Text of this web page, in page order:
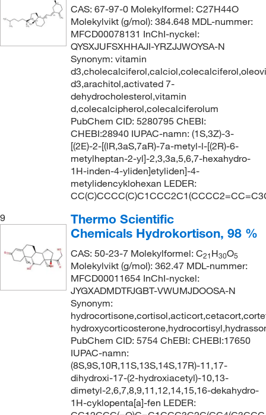
CAS: 67-97-0 Molekylformel: C27H44O
Molekylvikt (g/mol): 384.648 MDL-nummer:
MFCD00078131 InChI-nyckel:
QYSXJUFSXHHAJI-YRZJJWOYSA-N
Synonym: vitamin
d3,arachitol,activated 7-
dehydrocholesterol,vitamin
d,colecalcipherol,colecalciferolum
PubChem CID: 5280795 ChEBI:
CHEBI:28940 IUPAC-namn: (1S,3Z)-3-
[(2E)-2-[(lR,3aS,7aR)-7a-metyl-l-[(2R)-6-
metylheptan-2-yl]-2,3,3a,5,6,7-hexahydro-
1H-inden-4-yliden]etyliden]-4-
metylidencyklohexan LEDER:
9
Thermo Scientific
Chemicals Hydrokortison, 98 %
CAS: 50-23-7 Molekylformel: C21H30O5
Molekylvikt (g/mol): 362.47 MDL-nummer:
MFCD00011654 InChI-nyckel:
JYGXADMDTFJGBT-VWUMJDOOSA-N
Synonym:
PubChem CID: 5754 ChEBI: CHEBI:17650
IUPAC-namn:
(8S,9S,10R,11S,13S,14S,17R)-11,17-
dihydroxi-17-(2-hydroxiacetyl)-10,13-
dimetyl-2,6,7,8,9,11,12,14,15,16-dekahydro-
1H-cyklopenta[a]-fen LEDER: